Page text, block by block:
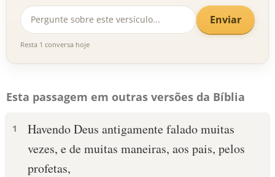
Enviar
Resta 1 conversa hoje
Esta passagem em outras versões da Bíblia
1
Havendo Deus antigamente falado muitas
vezes, e de muitas maneiras, aos pais, pelos
profetas,